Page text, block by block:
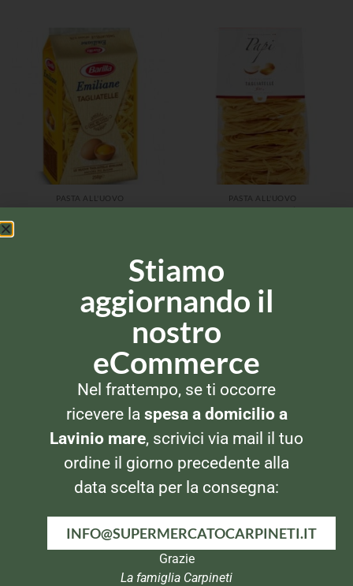
PASTA ALL'UOVO
Barilla Emiliane Tagliatelle
PASTA ALL'UOVO
Papi Tagliatelle all’uovo
PASTA ALL'UOVO
Barilla farfalline all’uovo
275gr
PASTA ALL'UOVO
Stiamo
aggiornando il
nostro
eCommerce
Nel frattempo, se ti occorre
ricevere la spesa a domicilio a
Lavinio mare, scrivici via mail il tuo
ordine il giorno precedente alla
data scelta per la consegna:
INFO@SUPERMERCATOCARPINETI.IT
Grazie
La famiglia Carpineti